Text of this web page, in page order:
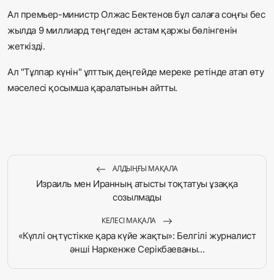
Ал премьер-министр Олжас Бектенов бұл салаға соңғы бес
жылда 9 миллиард теңгеден астам қаржы бөлінгенін
жеткізді.
Ал "Тұлпар күнін" ұлттық деңгейде мереке ретінде атап өту
мәселесі қосымша қаралатынын айтты.
АЛДЫҢҒЫ МАҚАЛА
Израиль мен Иранның атысты тоқтатуы ұзаққа
созылмады
КЕЛЕСІ МАҚАЛА
«Күллі оңтүстікке қара күйе жақты»: Белгілі журналист
әнші Наркенже Серікбаеваны...